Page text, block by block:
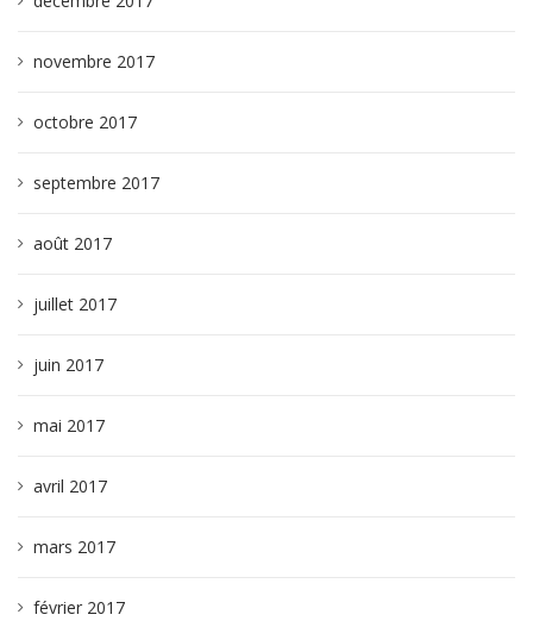
novembre 2017
octobre 2017
septembre 2017
août 2017
juillet 2017
juin 2017
mai 2017
avril 2017
mars 2017
février 2017